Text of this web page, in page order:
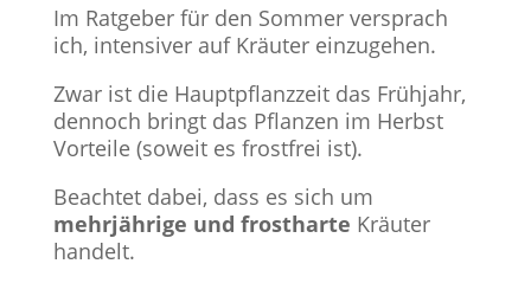
Im Ratgeber für den Sommer versprach
ich, intensiver auf Kräuter einzugehen.
Zwar ist die Hauptpflanzzeit das Frühjahr,
dennoch bringt das Pflanzen im Herbst
Vorteile (soweit es frostfrei ist).
Beachtet dabei, dass es sich um
mehrjährige und frostharte Kräuter
handelt.